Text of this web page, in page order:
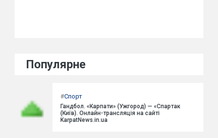
Популярне
#Спорт
Гандбол. «Карпати» (Ужгород) — «Спартак
(Київ). Онлайн-трансляція на сайті
KarpatNews.in.ua